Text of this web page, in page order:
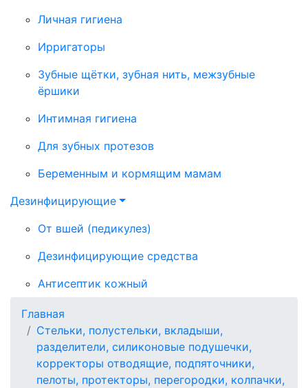
Личная гигиена
Ирригаторы
Зубные щётки, зубная нить, межзубные
ёршики
Интимная гигиена
Для зубных протезов
Беременным и кормящим мамам
Дезинфицирующие
От вшей (педикулез)
Дезинфицирующие средства
Антисептик кожный
Главная
Стельки, полустельки, вкладыши,
разделители, силиконовые подушечки,
корректоры отводящие, подпяточники,
пелоты, протекторы, перегородки, колпачки,